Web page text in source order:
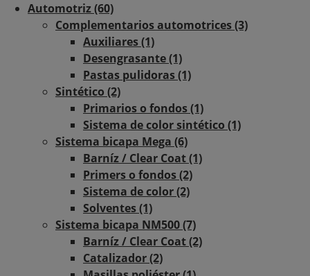
Automotriz (60)
Complementarios automotrices (3)
Auxiliares (1)
Desengrasante (1)
Pastas pulidoras (1)
Sintético (2)
Primarios o fondos (1)
Sistema de color sintético (1)
Sistema bicapa Mega (6)
Barníz / Clear Coat (1)
Primers o fondos (2)
Sistema de color (2)
Solventes (1)
Sistema bicapa NM500 (7)
Barníz / Clear Coat (2)
Catalizador (2)